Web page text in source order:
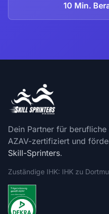
10 Min.
Dein Partner für
AZAV-zertifiziert und
Skill-Sprinters.
Zuständige IHK: IHK zu